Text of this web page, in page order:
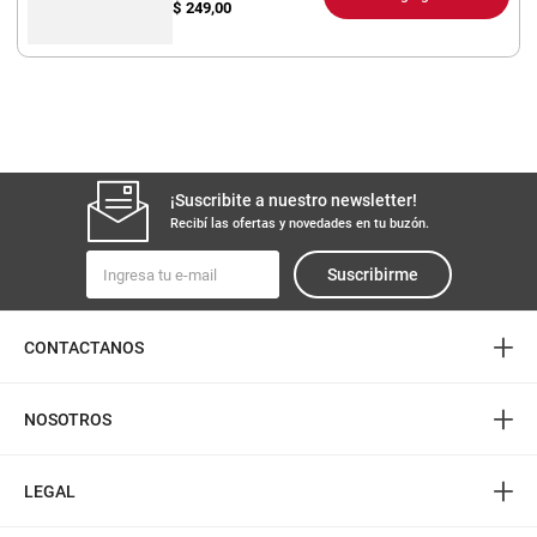
$ 249,00
¡Suscribite a nuestro newsletter!
Recibí las ofertas y novedades en tu buzón.
Suscribirme
CONTACTANOS +
NOSOTROS +
LEGAL +